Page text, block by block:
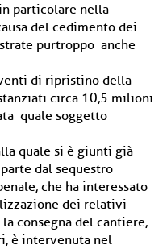
particolare nella
del cedimento dei
purtroppo anche
di ripristino della
circa 10,5 milioni
quale soggetto
quale si è giunti già
dal sequestro
che ha interessato
dei relativi
consegna del cantiere,
è intervenuta nel